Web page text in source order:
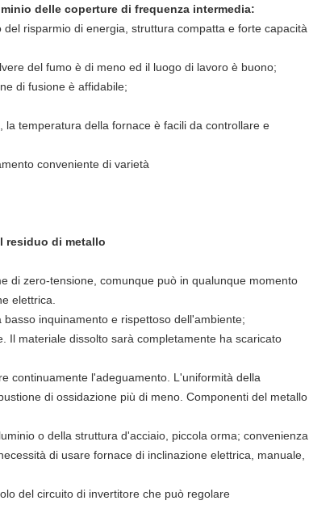
delle coperture di frequenza intermedia:
risparmio di energia, struttura compatta e forte capacità
del fumo è di meno ed il luogo di lavoro è buono;
di fusione è affidabile;
temperatura della fornace è facili da controllare e
conveniente di varietà
residuo di metallo
di zero-tensione, comunque può in qualunque momento
elettrica.
inquinamento e rispettoso dell'ambiente;
Il materiale dissolto sarà completamente ha scaricato
continuamente l'adeguamento. L'uniformità della
di ossidazione più di meno. Componenti del metallo
o della struttura d'acciaio, piccola orma; convenienza
di usare fornace di inclinazione elettrica, manuale,
del circuito di invertitore che può regolare